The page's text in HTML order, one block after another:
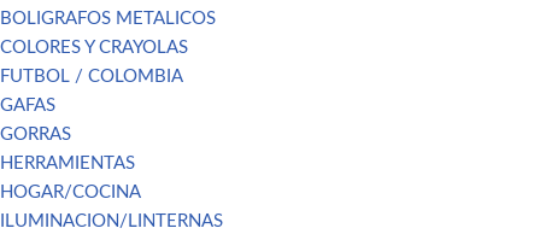
BOLIGRAFOS METALICOS
COLORES Y CRAYOLAS
FUTBOL / COLOMBIA
GAFAS
GORRAS
HERRAMIENTAS
HOGAR/COCINA
ILUMINACION/LINTERNAS